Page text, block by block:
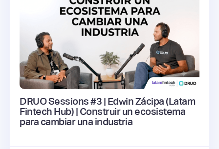
DRUO Sessions #3 | Edwin Zácipa (Latam
Fintech Hub) | Construir un ecosistema
para cambiar una industria